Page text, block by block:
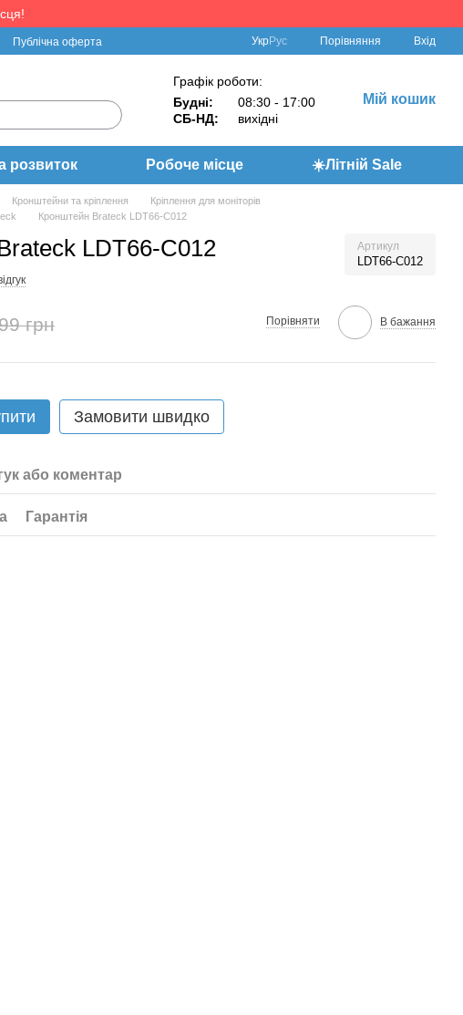
Публічна оферта УкрРус Порівняння Вхід
Графік роботи:
Будні:
08:30 - 17:00
СБ-НД:
вихідні
Мій кошик
розвиток Робоче місце ☀️Літній Sale
Кронштейни та кріплення
Кріплення для моніторів
Кронштейн Brateck LDT66-C012
LDT66-C012 Артикул
LDT66-C012
грн Порівняти В бажання
Замовити швидко
або коментар
Гарантія